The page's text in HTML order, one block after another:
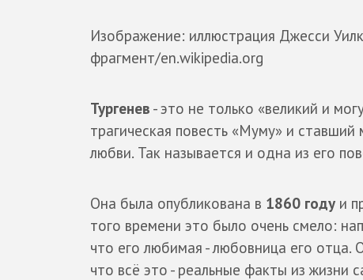
Изображение: иллюстрация Джесси
фрагмент/en.wikipedia.org
Тургенев - это не только «великий и
трагическая повесть «Муму» и
любви. Так называется и одна из его
Она была опубликована в 1860 году и
того времени это было очень смело:
что его любимая - любовница его отца.
что всё это - реальные факты из жизни